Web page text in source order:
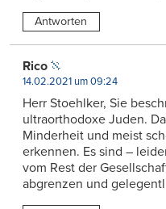
Antworten
Rico
14.02.2021 um 09:24
Herr Stoehlker, Sie
ultraorthodoxe Juden.
Minderheit und meist
erkennen. Es sind –
vom Rest der
abgrenzen und